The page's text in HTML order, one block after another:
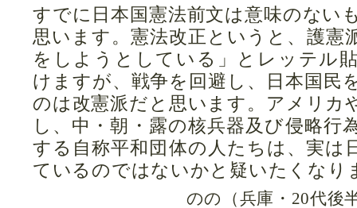
すでに日本国憲法前文は意味のない
思います。憲法改正というと、護憲
をしようとしている」とレッテル
けますが、戦争を回避し、日本国民
のは改憲派だと思います。アメリカ
し、中・朝・露の核兵器及び侵略行
する自称平和団体の人たちは、実は
ているのではないかと疑いたくなり
のの（兵庫・20代後